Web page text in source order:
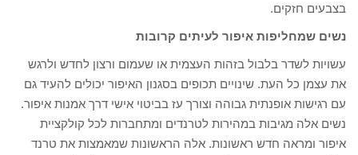
בצבעים חזקים.
נשים שמחליפות איפור לעיתים קרובות
עשויות לשדר בלבול בזהות העצמית או שעמום ורצון לחדש ולרגש
את עצמן כל העת. שינויים תכופים בסגנון האיפור יכולים להעיד גם
עם רגישות אופנתית גבוהה וצורך עז בביטוי אישי דרך אמנות איפור.
נשים אלה מגיבות במהירות לטרנדים ומתחברות לכל קולקציית
איפור ומראה חדש ראשונות. אלה הראשונות שמאמצות את טרנד